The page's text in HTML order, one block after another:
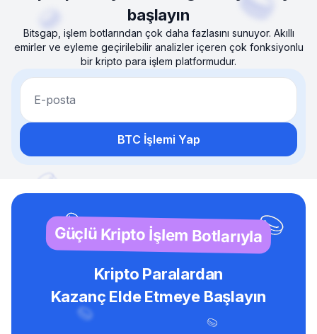
başlayın
Bitsgap, işlem botlarından çok daha fazlasını sunuyor. Akıllı
emirler ve eyleme geçirilebilir analizler içeren çok fonksiyonlu
bir kripto para işlem platformudur.
E-posta
BTC İşlemi Yap
Güçlü Kripto İşlem Botlarıyla
Kripto Paralardan
Kazanç Elde Etmeye Başlayın